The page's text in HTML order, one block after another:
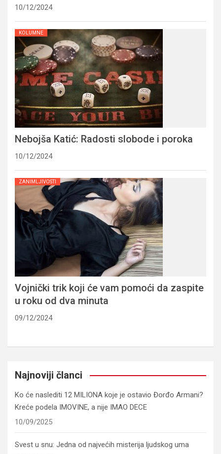
10/12/2024
KOLUMNE
Nebojša Katić: Radosti slobode i poroka
10/12/2024
ZANIMLJIVOSTI
Vojnički trik koji će vam pomoći da zaspite
u roku od dva minuta
09/12/2024
Najnoviji članci
Ko će naslediti 12 MILIONA koje je ostavio Đorđo Armani?
Kreće podela IMOVINE, a nije IMAO DECE
10/09/2025
Svest u snu: Jedna od najvećih misterija ljudskog uma